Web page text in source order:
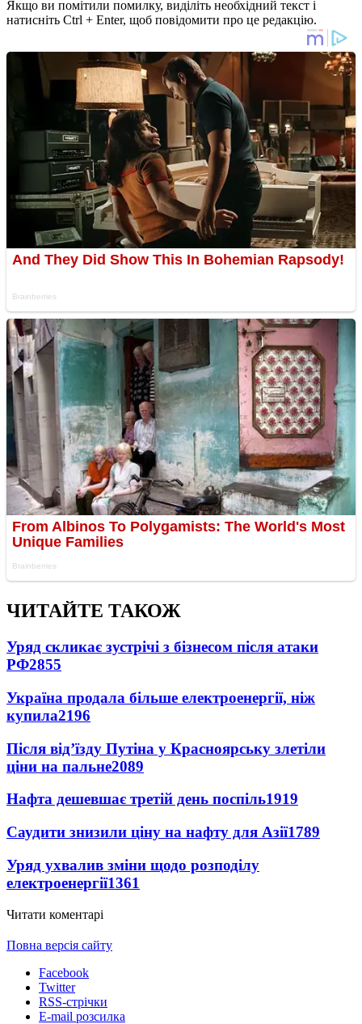
Якщо ви помітили помилку, виділіть необхідний текст і
натисніть Ctrl + Enter, щоб повідомити про це редакцію.
ЧИТАЙТЕ ТАКОЖ
Уряд скликає зустрічі з бізнесом після атаки
РФ2855
Україна продала більше електроенергії, ніж
купила2196
Після від’їзду Путіна у Красноярську злетіли
ціни на пальне2089
Нафта дешевшає третій день поспіль1919
Саудити знизили ціну на нафту для Азії1789
Уряд ухвалив зміни щодо розподілу
електроенергії1361
Читати коментарі
Повна версія сайту
Facebook
Twitter
RSS-стрічки
E-mail розсилка